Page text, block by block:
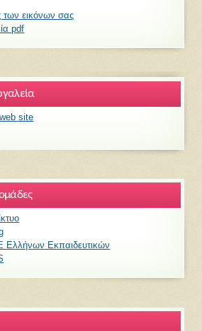
των εικόνων σας
pdf
site
Ελλήνων Εκπαιδευτικών